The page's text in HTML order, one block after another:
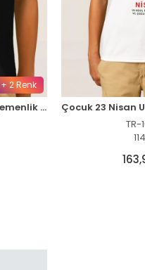
+ 2 Renk
Çocuk 23 Nisan Ulusal Egemenlik ve Çocuk Bayramı Baskılı Bisiklet Yaka T-shirt - Siyah
TR-